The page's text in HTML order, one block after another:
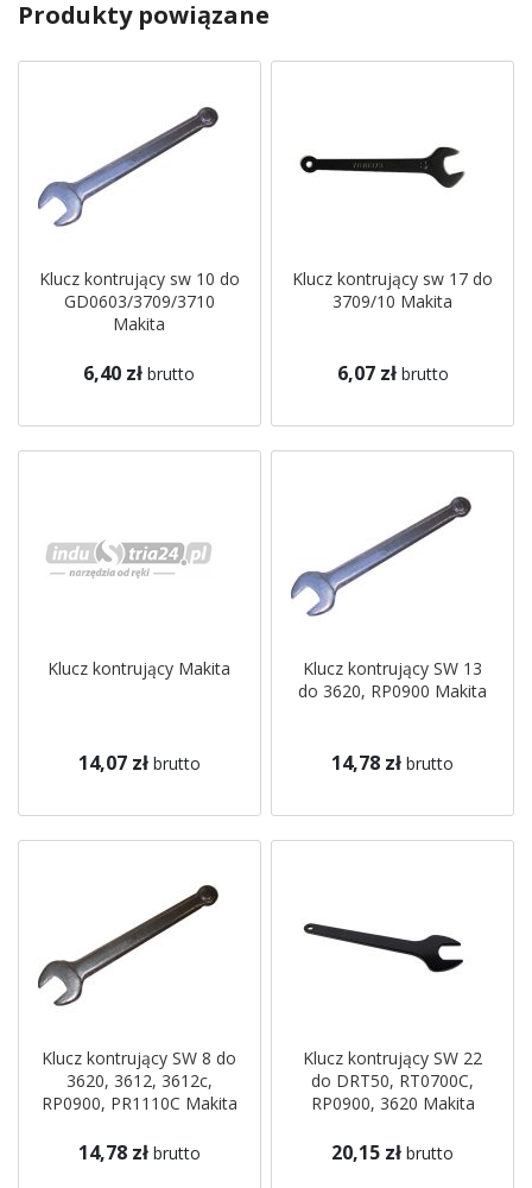
Produkty powiązane
Klucz kontrujący sw 10 do
GD0603/3709/3710
Makita
6,40 zł brutto
Klucz kontrujący sw 17 do
3709/10 Makita
6,07 zł brutto
Klucz kontrujący Makita
14,07 zł brutto
Klucz kontrujący SW 13
do 3620, RP0900 Makita
14,78 zł brutto
Klucz kontrujący SW 8 do
3620, 3612, 3612c,
RP0900, PR1110C Makita
14,78 zł brutto
Klucz kontrujący SW 22
do DRT50, RT0700C,
RP0900, 3620 Makita
20,15 zł brutto